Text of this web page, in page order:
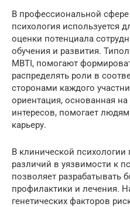
В профессиональной
психология используется
оценки потенциала
обучения и развития.
MBTI, помогают
распределять роли в
сторонами каждого
ориентация, основанная
интересов, помогает
карьеру.
В клинической
различий в уязвимости к
позволяет разрабатывать
профилактики и лечения.
генетических факторов